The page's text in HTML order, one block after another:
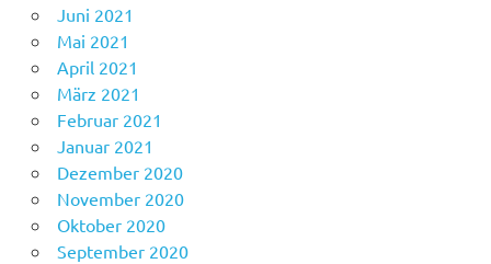
Juni 2021
Mai 2021
April 2021
März 2021
Februar 2021
Januar 2021
Dezember 2020
November 2020
Oktober 2020
September 2020